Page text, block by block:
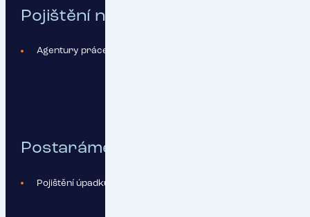
Pojištění na míru sestavíme pro:
Agentury práce
Postaráme se o:
Pojištění úpadku agentury práce